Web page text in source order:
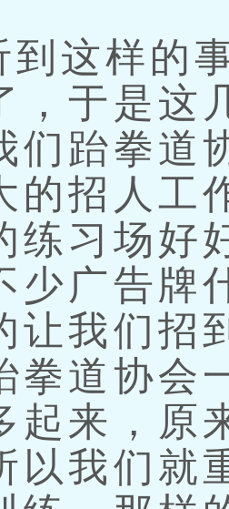
这样的
，于是这
们跆拳道
的招人工
练习场好
少广告牌
让我们招
拳道协会
起来，原
以我们就